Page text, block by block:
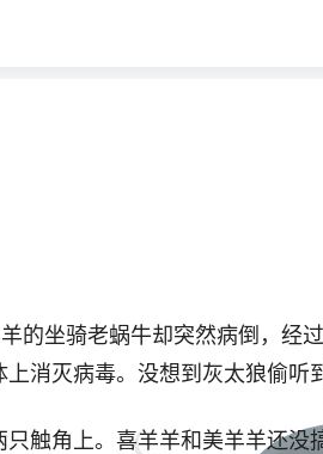
坐骑老蜗牛却突然病倒，经
消灭病毒。没想到灰太狼偷听
角上。喜羊羊和美羊羊还没